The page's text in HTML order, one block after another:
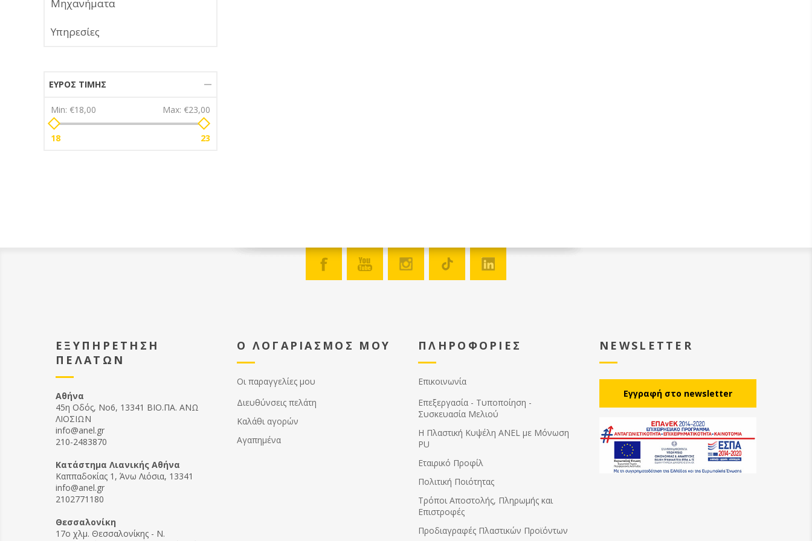
Μηχανήματα
Υπηρεσίες
ΕΎΡΟΣ ΤΙΜΉΣ
Min: €18,00 Max: €23,00
18 23
ΕΞΥΠΗΡΕΤΗΣΗ
ΠΕΛΑΤΩΝ
Αθήνα
45η Οδός, Νο6, 13341 ΒΙΟ.ΠΑ. ΑΝΩ
ΛΙΟΣΙΩΝ
info@anel.gr
210-2483870
Kατάστημα Λιανικής Αθήνα
Καππαδοκίας 1, Άνω Λιόσια, 13341
info@anel.gr
2102771180
Θεσσαλονίκη
17ο χλμ. Θεσσαλονίκης - Ν.
Ο ΛΟΓΑΡΙΑΣΜΟΣ ΜΟΥ
Οι παραγγελίες μου
Διευθύνσεις πελάτη
Καλάθι αγορών
Αγαπημένα
ΠΛΗΡΟΦΟΡΙΕΣ
Επικοινωνία
Επεξεργασία - Τυποποίηση -
Συσκευασία Μελιού
Η Πλαστική Κυψέλη ANEL με Μόνωση
PU
Εταιρικό Προφίλ
Πολιτική Ποιότητας
Τρόποι Αποστολής, Πληρωμής και
Επιστροφές
Προδιαγραφές Πλαστικών Προϊόντων
NEWSLETTER
Eγγραφή στο newsletter